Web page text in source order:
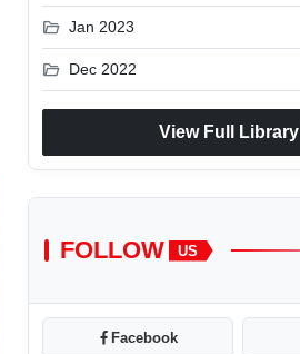
folder_open Jan 2023
folder_open Dec 2022
View Full Library
FOLLOW US
Facebook